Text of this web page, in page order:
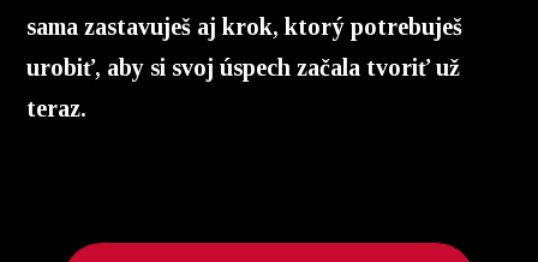
sama zastavuješ aj krok, ktorý potrebuješ
urobiť, aby si svoj úspech začala tvoriť už
teraz.